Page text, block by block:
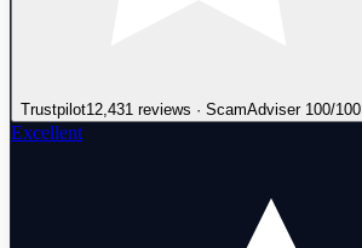
Trustpilot12,431 reviews · ScamAdviser 100/100
Excellent